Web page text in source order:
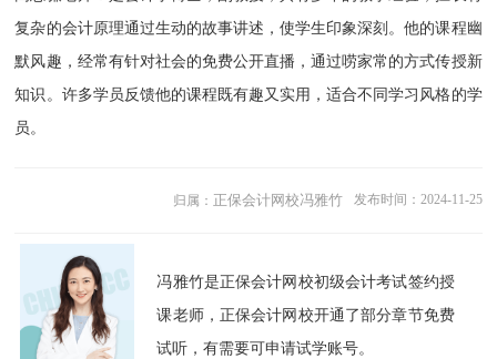
复杂的会计原理通过生动的故事讲述，使学生印象深刻。他的课程幽
默风趣，经常有针对社会的免费公开直播，通过唠家常的方式传授新
知识。许多学员反馈他的课程既有趣又实用，适合不同学习风格的学
员。
发布时间：2024-11-25
归属： 正保会计网校冯雅竹
冯雅竹是正保会计网校初级会计考试签约授
课老师，正保会计网校开通了部分章节免费
试听，有需要可申请试学账号。